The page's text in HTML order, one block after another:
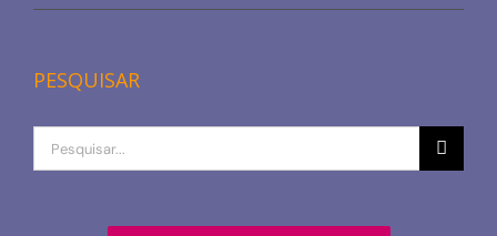
PESQUISAR
Procurar
por